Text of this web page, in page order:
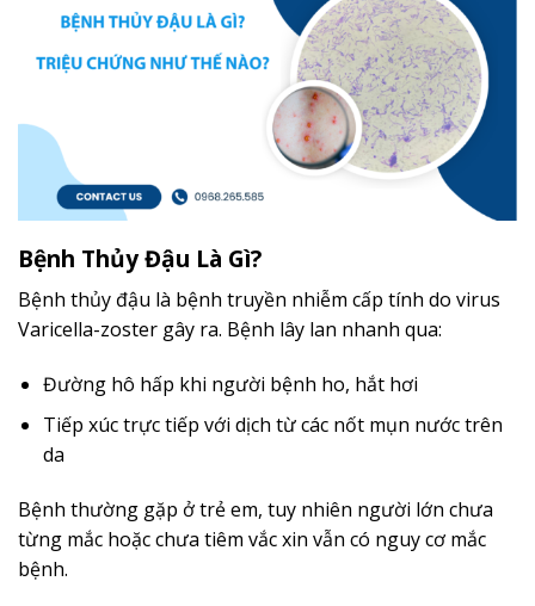
Bệnh Thủy Đậu Là Gì?
Bệnh thủy đậu là bệnh truyền nhiễm cấp tính do virus
Varicella-zoster gây ra. Bệnh lây lan nhanh qua:
Đường hô hấp khi người bệnh ho, hắt hơi
Tiếp xúc trực tiếp với dịch từ các nốt mụn nước trên
da
Bệnh thường gặp ở trẻ em, tuy nhiên người lớn chưa
từng mắc hoặc chưa tiêm vắc xin vẫn có nguy cơ mắc
bệnh.